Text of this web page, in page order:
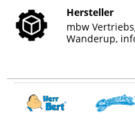
Hersteller
mbw
Wanderup,